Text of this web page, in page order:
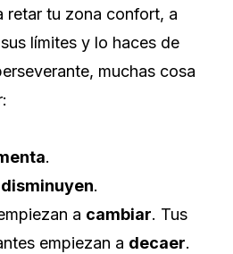
retar tu zona confort, a
límites y lo haces de
muchas cosa
.
disminuyen.
a cambiar. Tus
empiezan a decaer.